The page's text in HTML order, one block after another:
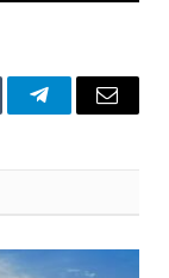
TelegramEmail